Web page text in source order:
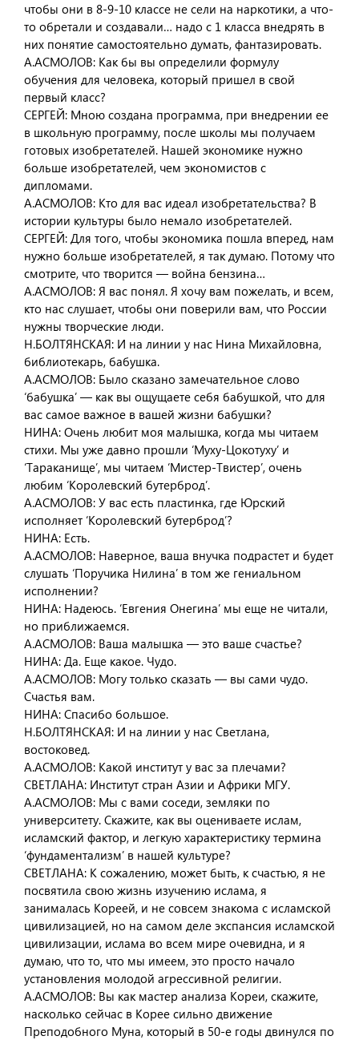
чтобы они в 8-9-10 классе не сели на наркотики, а что-
то обретали и создавали… надо с 1 класса внедрять в
них понятие самостоятельно думать, фантазировать.
А.АСМОЛОВ: Как бы вы определили формулу
обучения для человека, который пришел в свой
первый класс?
СЕРГЕЙ: Мною создана программа, при внедрении ее
в школьную программу, после школы мы получаем
готовых изобретателей. Нашей экономике нужно
больше изобретателей, чем экономистов с
дипломами.
А.АСМОЛОВ: Кто для вас идеал изобретательства? В
истории культуры было немало изобретателей.
СЕРГЕЙ: Для того, чтобы экономика пошла вперед, нам
нужно больше изобретателей, я так думаю. Потому что
смотрите, что творится — война бензина…
А.АСМОЛОВ: Я вас понял. Я хочу вам пожелать, и всем,
кто нас слушает, чтобы они поверили вам, что России
нужны творческие люди.
Н.БОЛТЯНСКАЯ: И на линии у нас Нина Михайловна,
библиотекарь, бабушка.
А.АСМОЛОВ: Было сказано замечательное слово
‘бабушка’ — как вы ощущаете себя бабушкой, что для
вас самое важное в вашей жизни бабушки?
НИНА: Очень любит моя малышка, когда мы читаем
стихи. Мы уже давно прошли ‘Муху-Цокотуху’ и
‘Тараканище’, мы читаем ‘Мистер-Твистер’, очень
любим ‘Королевский бутерброд’.
А.АСМОЛОВ: У вас есть пластинка, где Юрский
исполняет ‘Королевский бутерброд’?
НИНА: Есть.
А.АСМОЛОВ: Наверное, ваша внучка подрастет и будет
слушать ‘Поручика Нилина’ в том же гениальном
исполнении?
НИНА: Надеюсь. ‘Евгения Онегина’ мы еще не читали,
но приближаемся.
А.АСМОЛОВ: Ваша малышка — это ваше счастье?
НИНА: Да. Еще какое. Чудо.
А.АСМОЛОВ: Могу только сказать — вы сами чудо.
Счастья вам.
НИНА: Спасибо большое.
Н.БОЛТЯНСКАЯ: И на линии у нас Светлана,
востоковед.
А.АСМОЛОВ: Какой институт у вас за плечами?
СВЕТЛАНА: Институт стран Азии и Африки МГУ.
А.АСМОЛОВ: Мы с вами соседи, земляки по
университету. Скажите, как вы оцениваете ислам,
исламский фактор, и легкую характеристику термина
‘фундаментализм’ в нашей культуре?
СВЕТЛАНА: К сожалению, может быть, к счастью, я не
посвятила свою жизнь изучению ислама, я
занималась Кореей, и не совсем знакома с исламской
цивилизацией, но на самом деле экспансия исламской
цивилизации, ислама во всем мире очевидна, и я
думаю, что то, что мы имеем, это просто начало
установления молодой агрессивной религии.
А.АСМОЛОВ: Вы как мастер анализа Кореи, скажите,
насколько сейчас в Корее сильно движение
Преподобного Муна, который в 50-е годы двинулся по